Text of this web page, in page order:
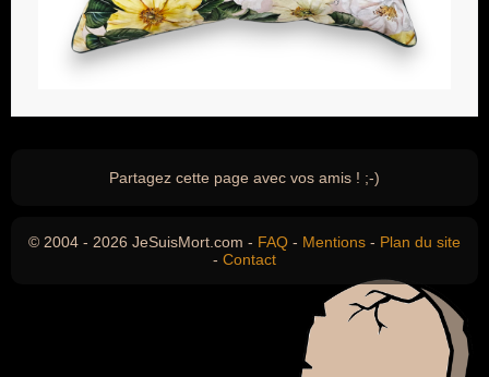
Partagez cette page avec vos amis ! ;-)
© 2004 - 2026 JeSuisMort.com - FAQ - Mentions - Plan du site
- Contact